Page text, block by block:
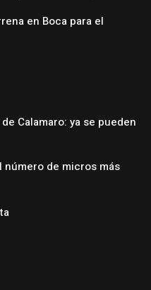
en Boca para el
Calamaro: ya se pueden
de micros más